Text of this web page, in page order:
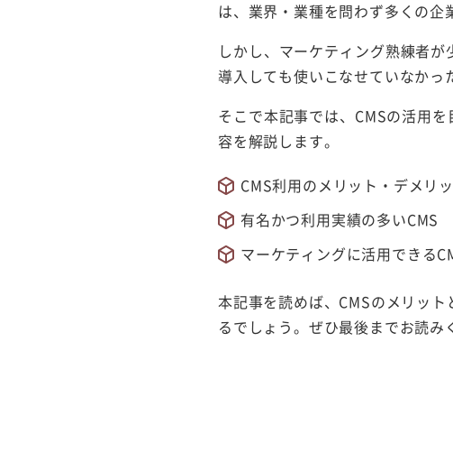
は、業界・業種を問わず多くの企
しかし、マーケティング熟練者
導入しても使いこなせていなかっ
そこで本記事では、CMSの活用
容を解説します。
CMS利用のメリット・デメリ
有名かつ利用実績の多いCMS
マーケティングに活用できる
本記事を読めば、CMSのメリッ
るでしょう。ぜひ最後までお読み